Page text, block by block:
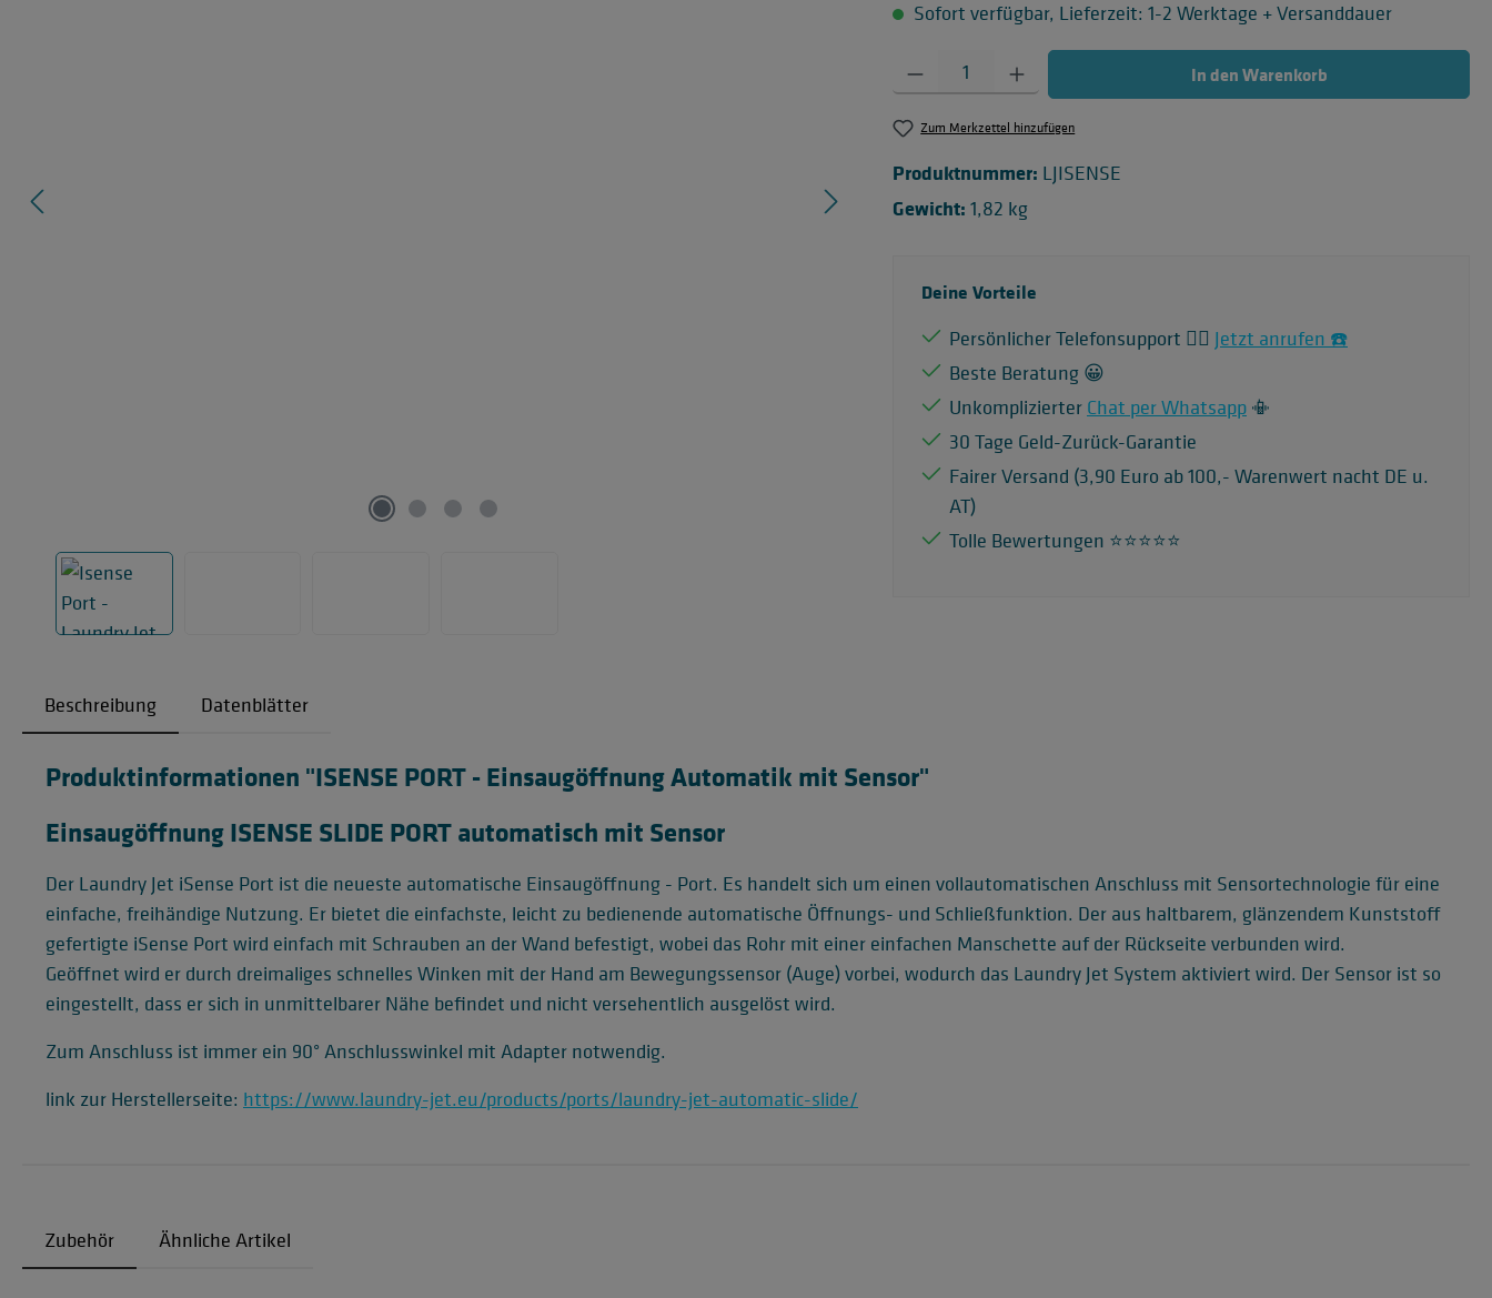
Sofort verfügbar, Lieferzeit: 1-2 Werktage + Versanddauer
Produkt Anzahl: Gib den gewünschten Wert ein oder benutze die Schaltflächen um die Anzahl
In den Warenkorb
Zum Merkzettel hinzufügen
Produktnummer: LJISENSE
Gewicht: 1,82 kg
Deine Vorteile
Persönlicher Telefonsupport 🙋‍♂️ Jetzt anrufen ☎️
Beste Beratung 😀
Unkomplizierter Chat per Whatsapp 📳
30 Tage Geld-Zurück-Garantie
Fairer Versand (3,90 Euro ab 100,- Warenwert nacht DE u.
AT)
Tolle Bewertungen ⭐️⭐️⭐️⭐️⭐️
Beschreibung Datenblätter
Produktinformationen "ISENSE PORT - Einsaugöffnung Automatik mit Sensor"
Einsaugöffnung ISENSE SLIDE PORT automatisch mit Sensor
Der Laundry Jet iSense Port ist die neueste automatische Einsaugöffnung - Port. Es handelt sich um einen vollautomatischen Anschluss mit Sensortechnologie für eine
einfache, freihändige Nutzung. Er bietet die einfachste, leicht zu bedienende automatische Öffnungs- und Schließfunktion. Der aus haltbarem, glänzendem Kunststoff
gefertigte iSense Port wird einfach mit Schrauben an der Wand befestigt, wobei das Rohr mit einer einfachen Manschette auf der Rückseite verbunden wird.
Geöffnet wird er durch dreimaliges schnelles Winken mit der Hand am Bewegungssensor (Auge) vorbei, wodurch das Laundry Jet System aktiviert wird. Der Sensor ist so
eingestellt, dass er sich in unmittelbarer Nähe befindet und nicht versehentlich ausgelöst wird.
Zum Anschluss ist immer ein 90° Anschlusswinkel mit Adapter notwendig.
link zur Herstellerseite: https://www.laundry-jet.eu/products/ports/laundry-jet-automatic-slide/
Zubehör Ähnliche Artikel